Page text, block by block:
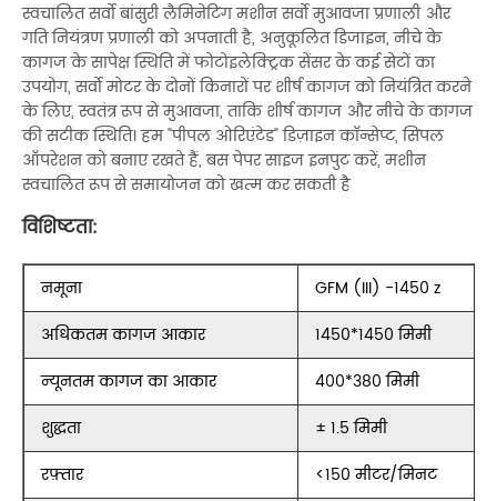
स्वचालित सर्वो बांसुरी लैमिनेटिंग मशीन सर्वो मुआवजा प्रणाली और
गति नियंत्रण प्रणाली को अपनाती है, अनुकूलित डिजाइन, नीचे के
कागज के सापेक्ष स्थिति में फोटोइलेक्ट्रिक सेंसर के कई सेटों का
उपयोग, सर्वो मोटर के दोनों किनारों पर शीर्ष कागज को नियंत्रित करने
के लिए, स्वतंत्र रूप से मुआवजा, ताकि शीर्ष कागज और नीचे के कागज
की सटीक स्थिति। हम "पीपल ओरिएंटेड" डिज़ाइन कॉन्सेप्ट, सिंपल
ऑपरेशन को बनाए रखते हैं, बस पेपर साइज इनपुट करें, मशीन
स्वचालित रूप से समायोजन को खत्म कर सकती है
विशिष्टता:
नमूना
GFM (III) -1450 z
अधिकतम कागज आकार
1450*1450 मिमी
न्यूनतम कागज का आकार
400*380 मिमी
शुद्धता
± 1.5 मिमी
रफ़्तार
<150 मीटर/मिनट